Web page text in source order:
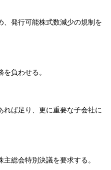
発行可能株式数減少の規制を
負わせる。
ば足り、更に重要な子会社に
総会特別決議を要求する。